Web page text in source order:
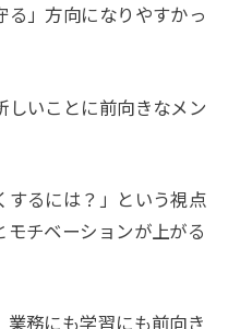
る」方向になりやすかっ
いことに前向きなメン
するには？」という視点
チベーションが上がる
務にも学習にも前向き